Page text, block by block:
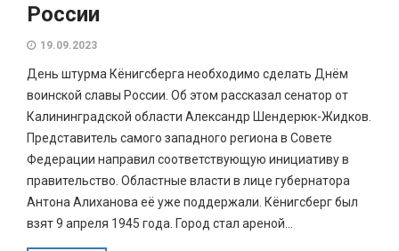
России
19.09.2023
День штурма Кёнигсберга необходимо сделать Днём
воинской славы России. Об этом рассказал сенатор от
Калининградской области Александр Шендерюк-Жидков.
Представитель самого западного региона в Совете
Федерации направил соответствующую инициативу в
правительство. Областные власти в лице губернатора
Антона Алиханова её уже поддержали. Кёнигсберг был
взят 9 апреля 1945 года. Город стал ареной...